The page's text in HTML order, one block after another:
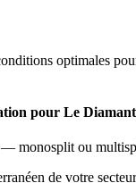
optimales
pour Le Diamant
— monosplit ou
de votre